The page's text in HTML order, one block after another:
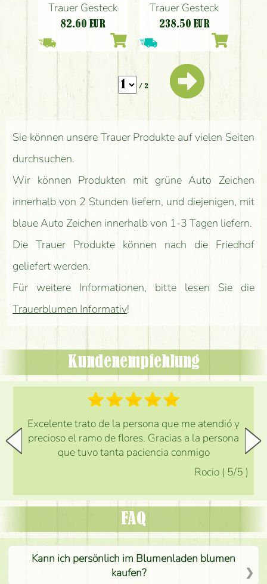
Trauer Gesteck
82.60 EUR
Trauer Gesteck
238.50 EUR
/ 2
Sie können unsere Trauer Produkte auf vielen Seiten
durchsuchen.
Wir können Produkten mit grüne Auto Zeichen
innerhalb von 2 Stunden liefern, und diejenigen, mit
blaue Auto Zeichen innerhalb von 1-3 Tagen liefern.
Die Trauer Produkte können nach die Friedhof
geliefert werden.
Für weitere Informationen, bitte lesen Sie die
Trauerblumen Informativ!
Kundenempfehlung
Excelente trato de la persona que me atendió y
precioso el ramo de flores. Gracias a la persona
que tuvo tanta paciencia conmigo
Rocio ( 5/5 )
FAQ
Kann ich persönlich im Blumenladen blumen
kaufen?